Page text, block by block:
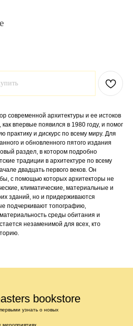
современной архитектуры и ее истоков
как впервые появился в 1980 году, и помог
практику и дискурс по всему миру. Для
и обновленного пятого издания
раздел, в котором подробно
традиции в архитектуре по всему
двадцать первого веков. Он
с помощью которых архитекторы не
климатические, материальные и
зданий, но и придерживаются
подчеркивают топографию,
среды обитания и
незаменимой для всех, кто
bookstore
узнать о новых
мероприятиях